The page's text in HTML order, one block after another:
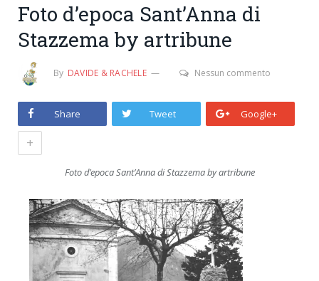
Foto d’epoca Sant’Anna di
Stazzema by artribune
By DAVIDE & RACHELE Nessun commento
Share Tweet Google+
+
Foto d’epoca Sant’Anna di Stazzema by artribune